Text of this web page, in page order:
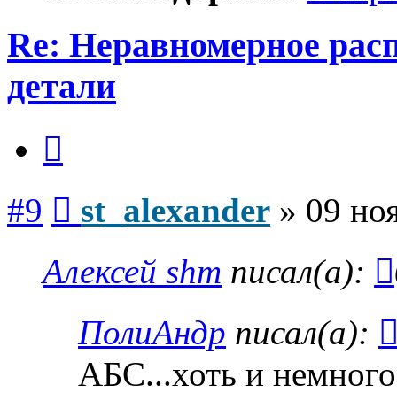
Re: Неравномерное
детали
#9 st_alexander » 09
Алексей shm писал(а):
ПолиАндр писал(а):
АБС...хоть и